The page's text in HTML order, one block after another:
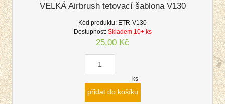
VELKÁ Airbrush tetovací šablona V130
Kód produktu: ETR-V130
Dostupnost: Skladem 10+ ks
25,00 Kč
ks
přidat do košíku